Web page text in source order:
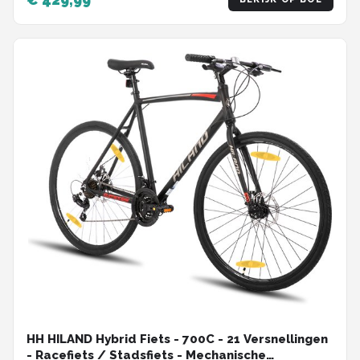
HH HILAND Hybrid Fiets - 700C - 21 Versnellingen
- Racefiets / Stadsfiets - Mechanische